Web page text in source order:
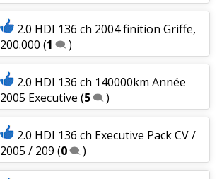
2.0 HDI 136 ch 2004 finition Griffe,
200.000 (1 )
2.0 HDI 136 ch 140000km Année
2005 Executive (5 )
2.0 HDI 136 ch Executive Pack CV /
2005 / 209 (0 )